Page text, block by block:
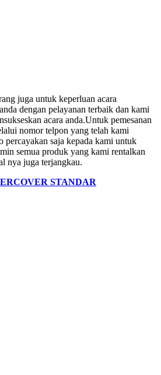
juga untuk keperluan acara
dengan pelayanan terbaik dan kami
acara anda.Untuk pemesanan
nomor telpon yang telah kami
percayakan saja kepada kami untuk
semua produk yang kami rentalkan
nya juga terjangkau.
STANDAR